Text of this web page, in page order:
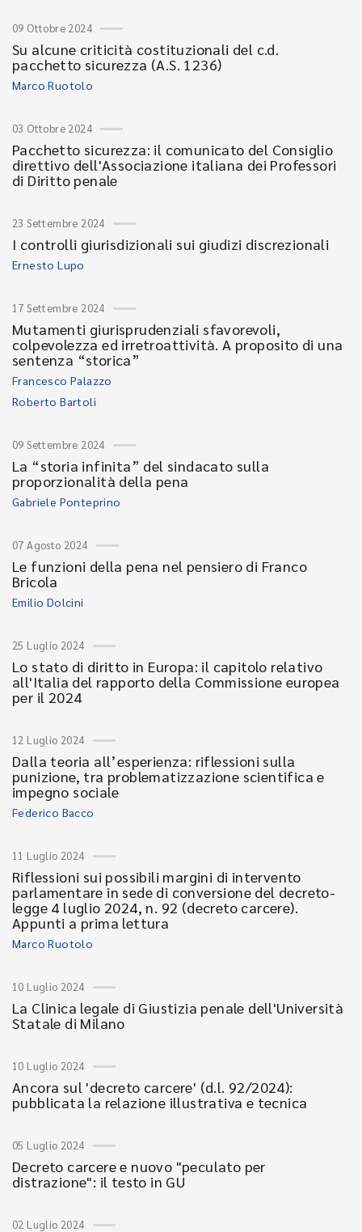
09 Ottobre 2024
Su alcune criticità costituzionali del c.d.
pacchetto sicurezza (A.S. 1236)
Marco Ruotolo
03 Ottobre 2024
Pacchetto sicurezza: il comunicato del Consiglio
direttivo dell'Associazione italiana dei Professori
di Diritto penale
23 Settembre 2024
I controlli giurisdizionali sui giudizi discrezionali
Ernesto Lupo
17 Settembre 2024
Mutamenti giurisprudenziali sfavorevoli,
colpevolezza ed irretroattività. A proposito di una
sentenza “storica”
Francesco Palazzo
Roberto Bartoli
09 Settembre 2024
La “storia infinita” del sindacato sulla
proporzionalità della pena
Gabriele Ponteprino
07 Agosto 2024
Le funzioni della pena nel pensiero di Franco
Bricola
Emilio Dolcini
25 Luglio 2024
Lo stato di diritto in Europa: il capitolo relativo
all'Italia del rapporto della Commissione europea
per il 2024
12 Luglio 2024
Dalla teoria all’esperienza: riflessioni sulla
punizione, tra problematizzazione scientifica e
impegno sociale
Federico Bacco
11 Luglio 2024
Riflessioni sui possibili margini di intervento
parlamentare in sede di conversione del decreto-
legge 4 luglio 2024, n. 92 (decreto carcere).
Appunti a prima lettura
Marco Ruotolo
10 Luglio 2024
La Clinica legale di Giustizia penale dell'Università
Statale di Milano
10 Luglio 2024
Ancora sul 'decreto carcere' (d.l. 92/2024):
pubblicata la relazione illustrativa e tecnica
05 Luglio 2024
Decreto carcere e nuovo "peculato per
distrazione": il testo in GU
02 Luglio 2024